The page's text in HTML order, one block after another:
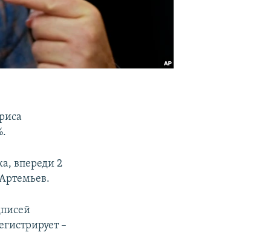
впереди 2
–